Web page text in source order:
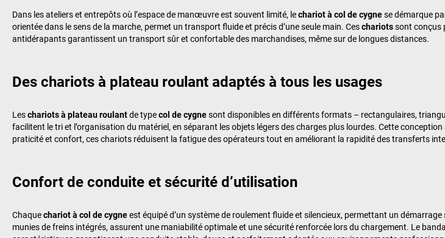
Dans les ateliers et entrepôts où l’espace de manœuvre est souvent limité, lechariot à col de cygnese démarque
orientée dans le sens de la marche, permet un transport fluide et précis d’une seule main. Ceschariotssont conçus
antidérapants garantissent un transport sûr et confortable des marchandises, même sur de longues distances.
Des chariots à plateau roulant adaptés à tous les usages
Leschariots à plateau roulantde typecol de cygnesont disponibles en différents formats – rectangulaires,
facilitent le tri et l’organisation du matériel, en séparant les objets légers des charges plus lourdes. Cette
praticité et confort, ces chariots réduisent la fatigue des opérateurs tout en améliorant la rapidité des transferts
Confort de conduite et sécurité d’utilisation
Chaquechariot à col de cygneest équipé d’un système de roulement fluide et silencieux, permettant un
munies de freins intégrés, assurent une maniabilité optimale et une sécurité renforcée lors du chargement. Le